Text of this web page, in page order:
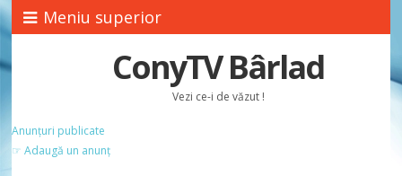
Meniu superior
ConyTV Bârlad
Vezi ce-i de văzut !
Anunțuri publicate
☞ Adaugă un anunț